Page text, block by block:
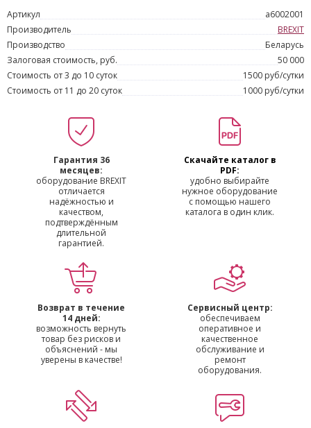
Артикул
a6002001
Производитель
BREXIT
Производство
Беларусь
Залоговая стоимость, руб.
50 000
Стоимость от 3 до 10 суток
1500 руб/сутки
Стоимость от 11 до 20 суток
1000 руб/сутки
Гарантия 36
месяцев:
оборудование BREXIT
отличается
надёжностью и
качеством,
подтверждённым
длительной
гарантией.
Скачайте каталог в
PDF:
удобно выбирайте
нужное оборудование
с помощью нашего
каталога в один клик.
Возврат в течение
14 дней:
возможность вернуть
товар без рисков и
объяснений - мы
уверены в качестве!
Сервисный центр:
обеспечиваем
оперативное и
качественное
обслуживание и
ремонт
оборудования.